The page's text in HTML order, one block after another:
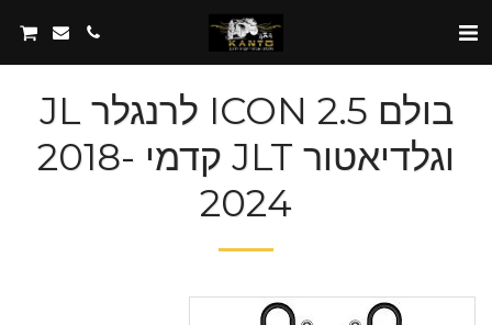
בולם 2.5 ICON לרנגלר JL
וגלדיאטור JLT קדמי 2018-
2024